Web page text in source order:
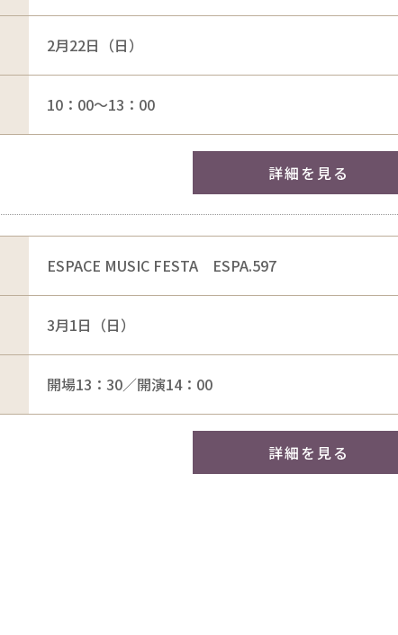
2月22日（日）
10：00～13：00
詳細を見る
ESPACE MUSIC FESTA ESPA.597
3月1日（日）
開場13：30／開演14：00
詳細を見る